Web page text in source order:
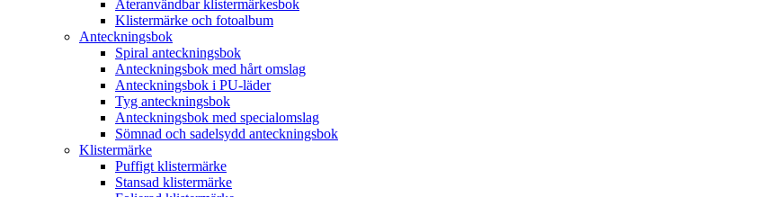
Återanvändbar klistermärkesbok
Klistermärke och fotoalbum
Anteckningsbok
Spiral anteckningsbok
Anteckningsbok med hårt omslag
Anteckningsbok i PU-läder
Tyg anteckningsbok
Anteckningsbok med specialomslag
Sömnad och sadelsydd anteckningsbok
Klistermärke
Puffigt klistermärke
Stansad klistermärke